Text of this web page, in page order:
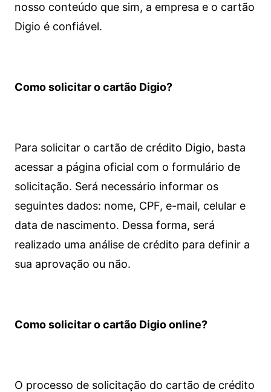
nosso conteúdo que sim, a empresa e o cartão
Digio é confiável.
Como solicitar o cartão Digio?
Para solicitar o cartão de crédito Digio, basta
acessar a página oficial com o formulário de
solicitação. Será necessário informar os
seguintes dados: nome, CPF, e-mail, celular e
data de nascimento. Dessa forma, será
realizado uma análise de crédito para definir a
sua aprovação ou não.
Como solicitar o cartão Digio online?
O processo de solicitação do cartão de crédito